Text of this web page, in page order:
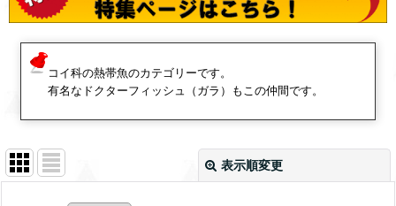
コイ科の熱帯魚のカテゴリーです。
有名なドクターフィッシュ（ガラ）もこの仲間です。
表示順変更